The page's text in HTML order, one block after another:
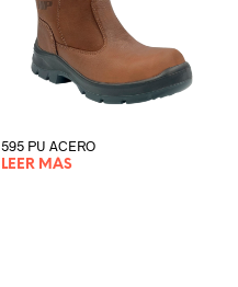
595 PU ACERO
LEER MÁS